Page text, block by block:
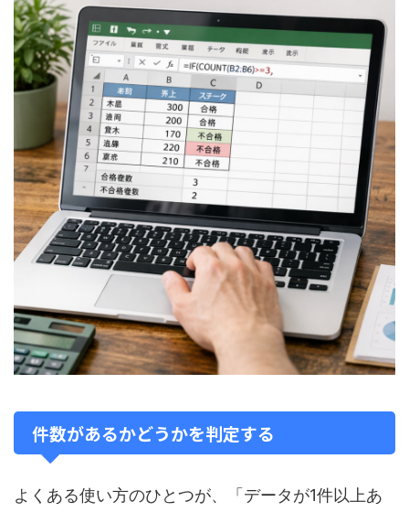
件数があるかどうかを判定する
よくある使い方のひとつが、「データが1件以上あ